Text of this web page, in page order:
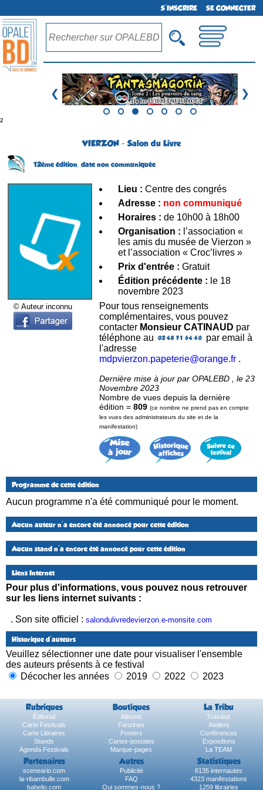
S'INSCRIRE SE CONNECTER
❮ ❯
²
VIERZON - Salon du Livre
12ème édition, date non communiquée
© Auteur inconnu
Lieu : Centre des congrés
Adresse : non communiqué
Horaires : de 10h00 à 18h00
Organisation : l’association «
les amis du musée de Vierzon »
et l’association « Croc’livres »
Prix d'entrée : Gratuit
Édition précédente : le 18
novembre 2023
Pour tous renseignements
complémentaires, vous pouvez
contacter Monsieur CATINAUD par
téléphone au
par email à
l'adresse
mdpvierzon.papeterie@orange.fr .
Dernière mise à jour par OPALEBD , le 23
Novembre 2023
Nombre de vues depuis la dernière
édition = 809 (ce nombre ne prend pas en compte
les vues des administrateurs du site et de la
manifestation)
Programme de cette édition
Aucun programme n'a été communiqué pour le moment.
Aucun auteur n'a encore été annoncé pour cette édition
Aucun stand n'a encore été annoncé pour cette édition
Liens Internet
Pour plus d'informations, vous pouvez nous retrouver
sur les liens internet suivants :
. Son site officiel : salondulivredevierzon.e-monsite.com
Historique d'auteurs
Veuillez sélectionner une date pour visualiser l'ensemble
des auteurs présents à ce festival
Décocher les années
2019 2022 2023
Rubriques Boutiques La Tribu
Éditorial Albums
Travaux
Carte Festivals
Fanzines
Ateliers
Carte Libraires
Posters
Conférences
Stands
Cartes-postales
Expositions
Agenda Festivals
Marque-pages La TEAM
Partenaires Autres Statistiques
sceneario.com Publicité
6135 internautes
la-ribambulle.com
FAQ
4323 manifestations
babelio.com
Qui sommes-nous ? 1259 librairies